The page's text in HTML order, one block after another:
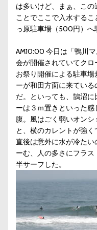
は多いけど、まぁ、こ
ことでここで入水するこ
っ原駐車場（500円）へ
AM10:00 今日は「鴨川
会が開催されていてク
お祭り開催による駐車
ーが和田方面に来てい
だ。といっても、鵠沼
ーは３ｍ置きといった
腹。風はごく弱いオン
と、横のカレントが強
直後は意外に水が冷た
ーむ、人の多さにフラ
半サーフした。